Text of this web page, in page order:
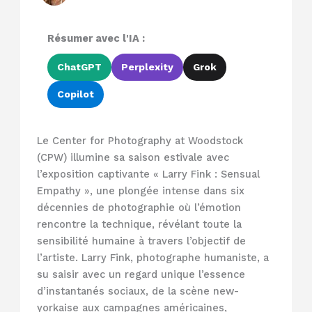
Résumer avec l'IA :
ChatGPT Perplexity Grok
Copilot
Le Center for Photography at Woodstock
(CPW) illumine sa saison estivale avec
l’exposition captivante « Larry Fink : Sensual
Empathy », une plongée intense dans six
décennies de photographie où l’émotion
rencontre la technique, révélant toute la
sensibilité humaine à travers l’objectif de
l’artiste. Larry Fink, photographe humaniste, a
su saisir avec un regard unique l’essence
d’instantanés sociaux, de la scène new-
yorkaise aux campagnes américaines,